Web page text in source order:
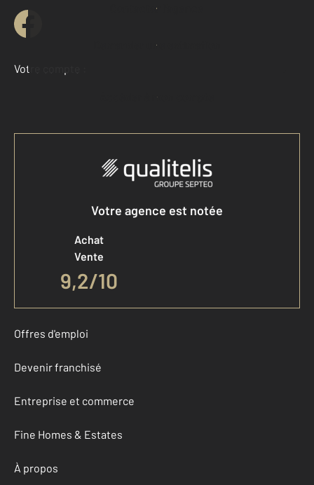
Contacter l'agence
Demander une estimation
Votre compte :
Accéder à mon compte
Votre agence est notée
Achat
Vente
9,2/10
Offres d'emploi
Devenir franchisé
Entreprise et commerce
Fine Homes & Estates
À propos